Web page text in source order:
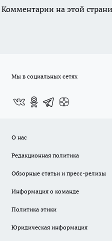
Комментарии на этой
Мы в социальных сетях
О нас
Редакционная политика
Обзорные статьи и пресс-релизы
Информация о команде
Политика этики
Юридическая информация